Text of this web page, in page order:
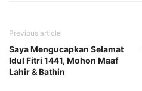
Previous article
Saya Mengucapkan Selamat
Idul Fitri 1441, Mohon Maaf
Lahir & Bathin